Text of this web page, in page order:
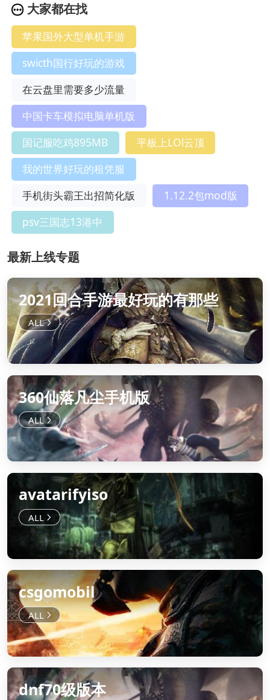
大家都在找
苹果国外大型单机手游
swicth国行好玩的游戏
在云盘里需要多少流量
中国卡车模拟电脑单机版
国记服吃鸡895MB
平板上LOl云顶
我的世界好玩的租凭服
手机街头霸王出招简化版
1.12.2包mod版
psv三国志13港中
最新上线专题
2021回合手游最好玩的有那些
360仙落凡尘手机版
avatarifyiso
csgomobil
dnf70级版本